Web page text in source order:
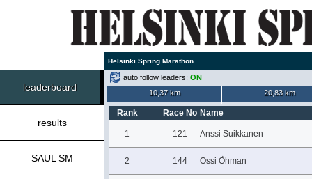
Helsinki Spring Marathon
leaderboard
results
SAUL SM
auto follow leaders: ON
10,37 km
20,83 km
Rank Race No Name
1 121 Anssi Suikkanen
2 144 Ossi Öhman